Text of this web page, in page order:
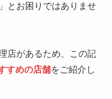
とお困りではありませ
店があるため、この記
すめの店舗をご紹介し